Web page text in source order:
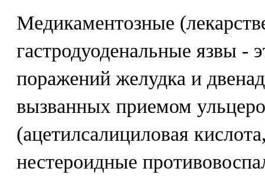
Медикаментозные
гастродуоденальные язвы -
поражений желудка и
вызванных приемом
(ацетилсалициловая
нестероидные